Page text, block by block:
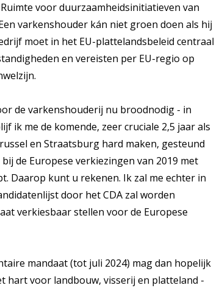
voor duurzaamheidsinitiatieven van
varkenshouder kán niet groen doen als hij
moet in het EU-plattelandsbeleid centraal
en vereisten per EU-regio op
de varkenshouderij nu broodnodig - in
ik me de komende, zeer cruciale 2,5 jaar als
en Straatsburg hard maken, gesteund
de Europese verkiezingen van 2019 met
Daarop kunt u rekenen. Ik zal me echter in
door het CDA zal worden
verkiesbaar stellen voor de Europese
mandaat (tot juli 2024) mag dan hopelijk
hart voor landbouw, visserij en platteland -